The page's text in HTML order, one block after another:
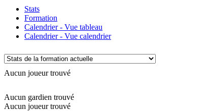
Stats
Formation
Calendrier - Vue tableau
Calendrier - Vue calendrier
Aucun joueur trouvé
Aucun gardien trouvé
Aucun joueur trouvé